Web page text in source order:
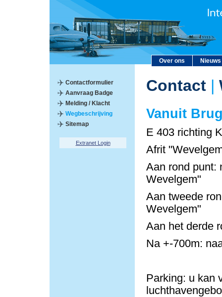
Over ons Nieuws
Contactformulier
Aanvraag Badge
Melding / Klacht
Wegbeschrijving
Sitemap
Extranet Login
Contact |
Vanuit
E 403 richting
Afrit
Aan rond punt:
Wevelgem"
Aan tweede
Wevelgem"
Aan het derde
Na +-700m:
Parking: u kan